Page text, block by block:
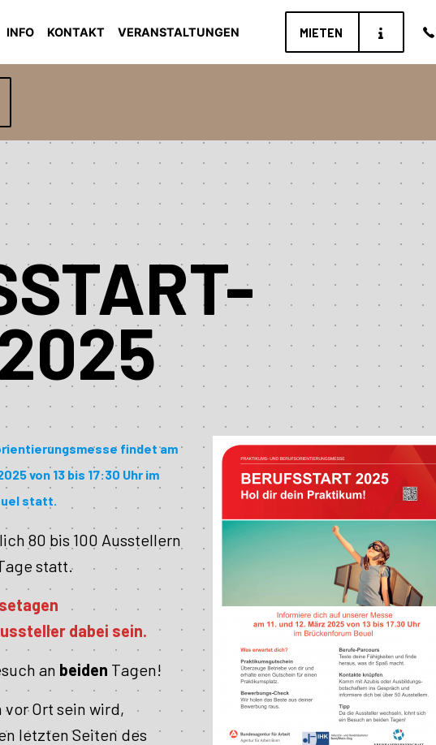
INFO KONTAKT VERANSTALTUNGEN MIETEN
findetam
von 13 bis 17:30 Uhr im
statt.
80 bis 100 Ausstellern
statt.
dabei sein.
an beiden Tagen!
Ort sein wird,
letzten Seiten des